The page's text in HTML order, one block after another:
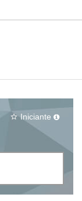
star_border Iniciante